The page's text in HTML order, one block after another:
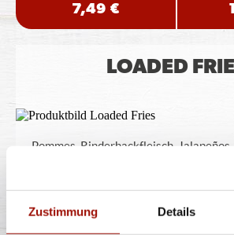
Zustimmung Details
7,49 €
LOADED
Pommes, Rinderhackfleisch,
7,99 €